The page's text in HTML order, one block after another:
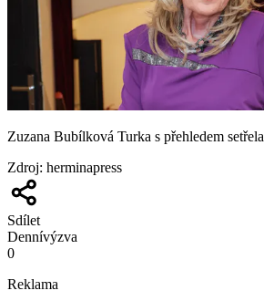
Zuzana Bubílková Turka s přehledem setřela
Zdroj: herminapress
Sdílet
Dennívýzva
0
Reklama